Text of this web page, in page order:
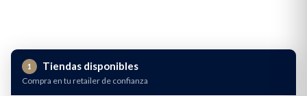
1 Tiendas disponibles
Compra en tu retailer de confianza